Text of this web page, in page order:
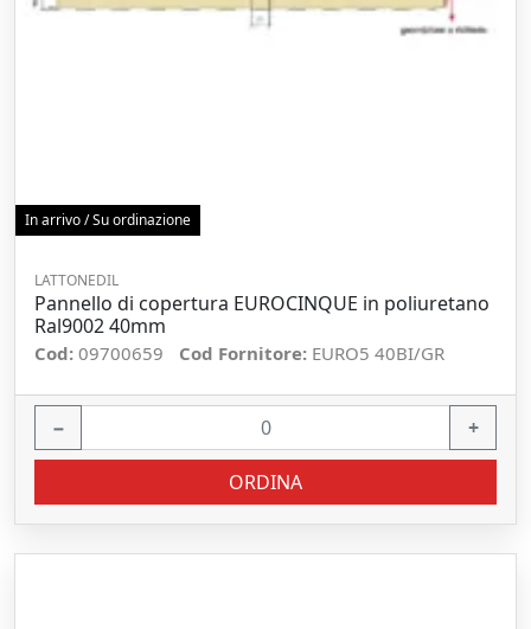
In arrivo / Su ordinazione
LATTONEDIL
Pannello di copertura EUROCINQUE in poliuretano
Ral9002 40mm
Cod: 09700659 Cod Fornitore: EURO5 40BI/GR
− +
ORDINA